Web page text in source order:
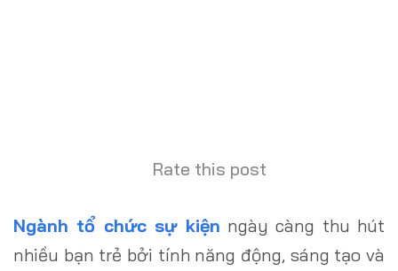
Rate this post
Ngành tổ chức sự kiện ngày càng thu hút
nhiều bạn trẻ bởi tính năng động, sáng tạo và